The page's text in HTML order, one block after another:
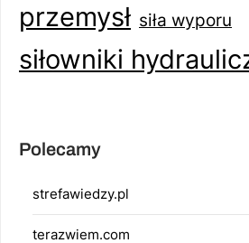
przemysł siła wyporu
siłowniki
Polecamy
strefawiedzy.pl
terazwiem.com